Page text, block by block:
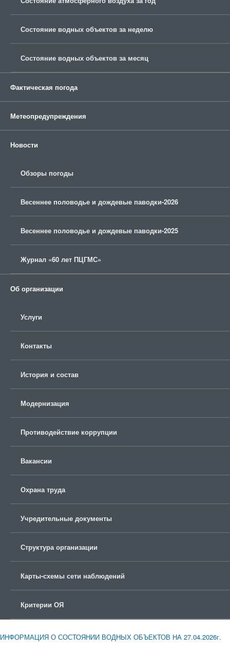
Состояние водных объектов за неделю
Состояние водных объектов за месяц
Фактическая погода
Метеопредупреждения
Новости
Обзоры погоды
Весеннее половодье и дождевые паводки-2026
Весеннее половодье и дождевые паводки-2025
Журнал «60 лет ПЦГМС»
Об организации
Услуги
Контакты
История и состав
Модернизация
Противодействие коррупции
Вакансии
Охрана труда
Учредительные документы
Структура организации
Карты-схемы сети наблюдений
Критерии ОЯ
ИНФОРМАЦИЯ О СОСТОЯНИИ ВОДНЫХ ОБЪЕКТОВ НА 27.04.2026г.